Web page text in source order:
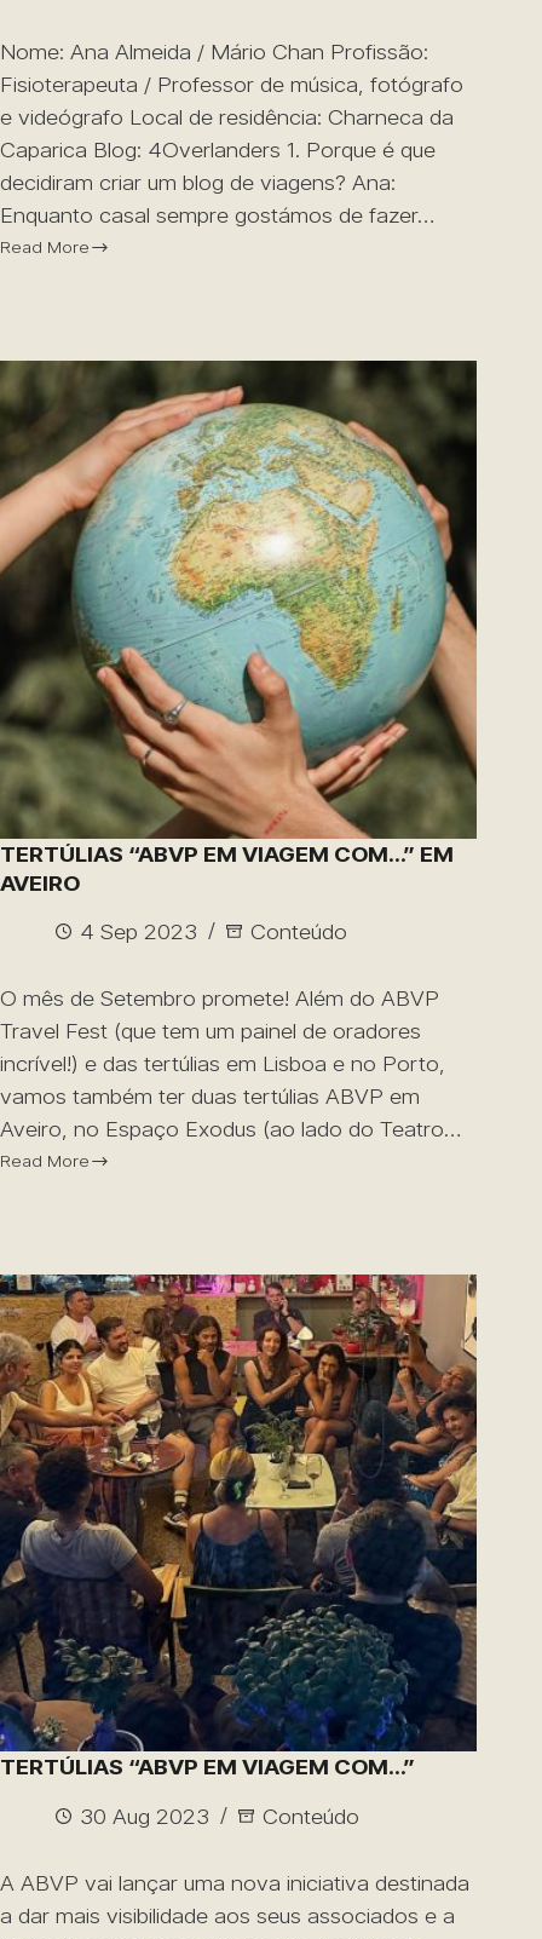
Nome: Ana Almeida / Mário Chan Profissão:
Fisioterapeuta / Professor de música, fotógrafo
e videógrafo Local de residência: Charneca da
Caparica Blog: 4Overlanders 1. Porque é que
decidiram criar um blog de viagens? Ana:
Enquanto casal sempre gostámos de fazer…
Read More
TERTÚLIAS “ABVP EM VIAGEM COM…” EM
AVEIRO
4 Sep 2023
Conteúdo
O mês de Setembro promete! Além do ABVP
Travel Fest (que tem um painel de oradores
incrível!) e das tertúlias em Lisboa e no Porto,
vamos também ter duas tertúlias ABVP em
Aveiro, no Espaço Exodus (ao lado do Teatro…
Read More
TERTÚLIAS “ABVP EM VIAGEM COM…”
30 Aug 2023
Conteúdo
A ABVP vai lançar uma nova iniciativa destinada
a dar mais visibilidade aos seus associados e a